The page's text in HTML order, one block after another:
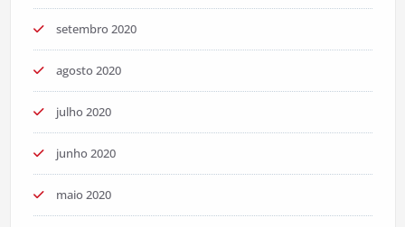
setembro 2020
agosto 2020
julho 2020
junho 2020
maio 2020